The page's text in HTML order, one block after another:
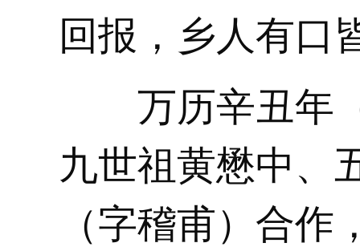
回报，乡人有口
万历辛丑年（
九世祖黄懋中、
（字稽甫）合